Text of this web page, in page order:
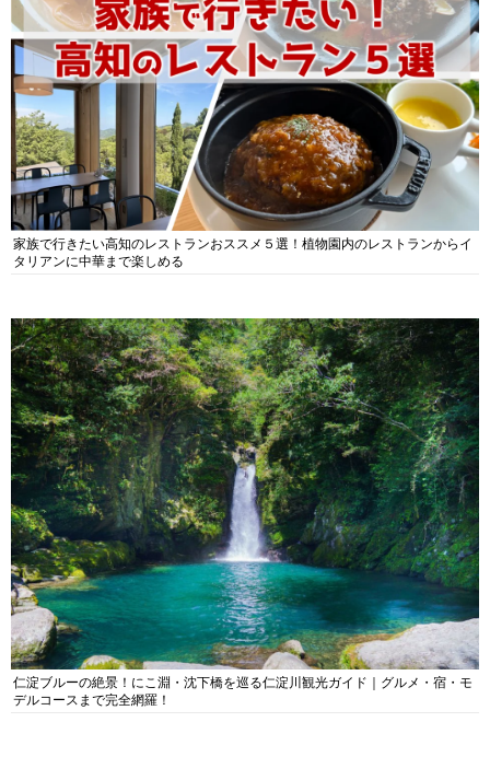
家族で行きたい高知のレストランおススメ５選！植物園内のレストランからイ
タリアンに中華まで楽しめる
仁淀ブルーの絶景！にこ淵・沈下橋を巡る仁淀川観光ガイド｜グルメ・宿・モ
デルコースまで完全網羅！